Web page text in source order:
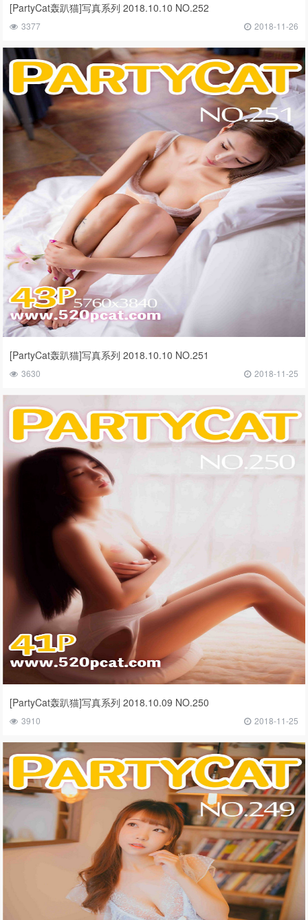
[PartyCat轰趴猫]写真系列 2018.10.10 NO.252
3377 2018-11-26
[PartyCat轰趴猫]写真系列 2018.10.10 NO.251
3630 2018-11-25
[PartyCat轰趴猫]写真系列 2018.10.09 NO.250
3910 2018-11-25